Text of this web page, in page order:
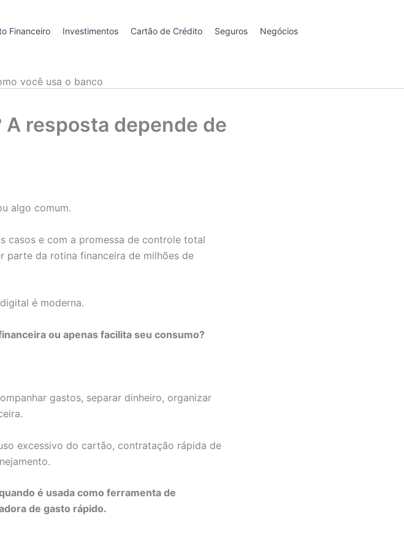
Financeiro Investimentos Cartão de Crédito Seguros Negócios
você usa o banco
A resposta depende de
algo comum.
casos e com a promessa de controle total
parte da rotina financeira de milhões de
é moderna.
ou apenas facilita seu consumo?
gastos, separar dinheiro, organizar
excessivo do cartão, contratação rápida de
é usada como ferramenta de
de gasto rápido.